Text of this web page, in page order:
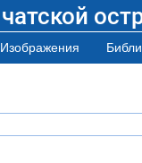
Изображения